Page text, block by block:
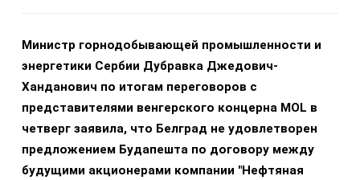
Министр горнодобывающей промышленности и
энергетики Сербии Дубравка Джедович-
Ханданович по итогам переговоров с
представителями венгерского концерна MOL в
четверг заявила, что Белград не удовлетворен
предложением Будапешта по договору между
будущими акционерами компании "Нефтяная